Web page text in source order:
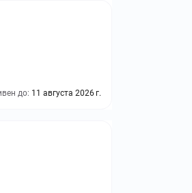
до: 11 августа 2026 г.